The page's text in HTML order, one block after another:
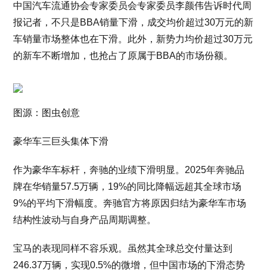
中国汽车流通协会专家委员会专家委员李颜伟告诉时代周
报记者，不只是BBA销量下滑，成交均价超过30万元的新
车销量市场整体也在下滑。此外，新势力均价超过30万元
的新车不断增加，也抢占了原属于BBA的市场份额。
图源：图虫创意
豪华车三巨头集体下滑
作为豪华车标杆，奔驰的业绩下滑明显。2025年奔驰品
牌在华销量57.5万辆，19%的同比降幅远超其全球市场
9%的平均下滑幅度。奔驰官方将原因归结为豪华车市场
结构性波动与自身产品周期调整。
宝马的表现同样不容乐观。虽然其全球总交付量达到
246.37万辆，实现0.5%的微增，但中国市场的下滑态势